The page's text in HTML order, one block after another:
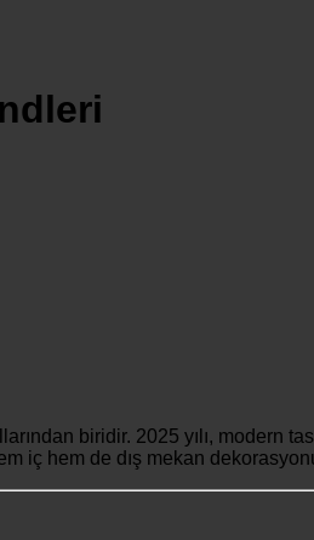
biridir. 2025 yılı, modern
iç hem de dış mekan